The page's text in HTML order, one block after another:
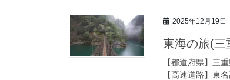
2025年12月19日
東海の旅(三
【都道府県】三
【高速道路】東